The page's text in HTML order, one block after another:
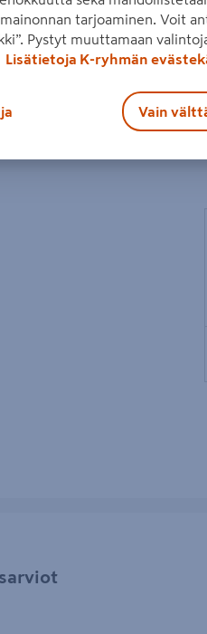
tarjoaminen. Voit
Pystyt muuttamaan
Lisätietoja K-ryhmän
Vain